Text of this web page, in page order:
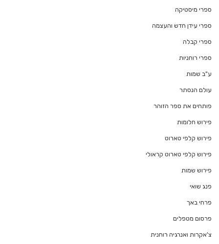
ספרי מיסטיקה
ספרי עידן חדש והעצמה
ספרי קבלה
ספרי רוחניות
ע"ב שמות
עולם הנסתר
פותחים את ספר הזוהר
פירוש חלומות
פירוש קלפי טארוט
פירוש קלפי טארוט קראולי
פירוש שמות
פנג שואי
פרחי באך
פרסום מטפלים
צ'אקרות ואנרגיה רוחנית